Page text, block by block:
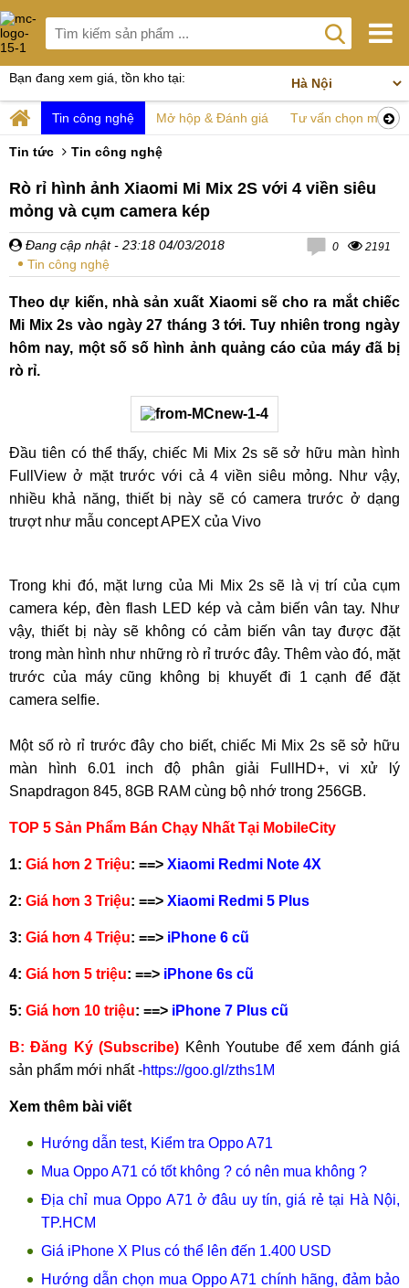
Bạn đang xem giá, tồn kho tại:
Tin công nghệ Mở hộp & Đánh giá Tư vấn chọn mua
Tin tức Tin công nghệ
Rò rỉ hình ảnh Xiaomi Mi Mix 2S với 4 viền siêu
mỏng và cụm camera kép
Đang cập nhật - 23:18 04/03/2018
Tin công nghệ
0 2191
Theo dự kiến, nhà sản xuất Xiaomi sẽ cho ra mắt chiếc
Mi Mix 2s vào ngày 27 tháng 3 tới. Tuy nhiên trong ngày
hôm nay, một số số hình ảnh quảng cáo của máy đã bị
rò rỉ.
Đầu tiên có thể thấy, chiếc Mi Mix 2s sẽ sở hữu màn hình
FullView ở mặt trước với cả 4 viền siêu mỏng. Như vậy,
nhiều khả năng, thiết bị này sẽ có camera trước ở dạng
trượt như mẫu concept APEX của Vivo
Trong khi đó, mặt lưng của Mi Mix 2s sẽ là vị trí của cụm
camera kép, đèn flash LED kép và cảm biến vân tay. Như
vậy, thiết bị này sẽ không có cảm biến vân tay được đặt
trong màn hình như những rò rỉ trước đây. Thêm vào đó, mặt
trước của máy cũng không bị khuyết đi 1 cạnh để đặt
camera selfie.
Một số rò rỉ trước đây cho biết, chiếc Mi Mix 2s sẽ sở hữu
màn hình 6.01 inch độ phân giải FullHD+, vi xử lý
Snapdragon 845, 8GB RAM cùng bộ nhớ trong 256GB.
TOP 5 Sản Phẩm Bán Chạy Nhất Tại MobileCity
1: Giá hơn 2 Triệu: ==> Xiaomi Redmi Note 4X
2: Giá hơn 3 Triệu: ==> Xiaomi Redmi 5 Plus
3: Giá hơn 4 Triệu: ==> iPhone 6 cũ
4: Giá hơn 5 triệu: ==> iPhone 6s cũ
5: Giá hơn 10 triệu: ==> iPhone 7 Plus cũ
B: Đăng Ký (Subscribe) Kênh Youtube để xem đánh giá
sản phẩm mới nhất -https://goo.gl/zths1M
Xem thêm bài viết
Hướng dẫn test, Kiểm tra Oppo A71
Mua Oppo A71 có tốt không ? có nên mua không ?
Địa chỉ mua Oppo A71 ở đâu uy tín, giá rẻ tại Hà Nội,
TP.HCM
Giá iPhone X Plus có thể lên đến 1.400 USD
Hướng dẫn chọn mua Oppo A71 chính hãng, đảm bảo